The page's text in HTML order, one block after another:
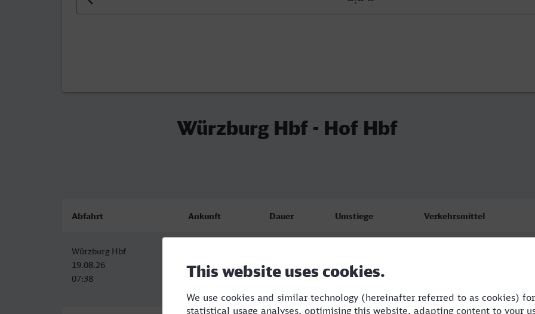
Würzburg Hbf - Hof Hbf
Abfahrt Ankunft Dauer Umstiege Verkehrsmittel
Würzburg Hbf
19.08.26
07:38
19.08.26
10:21